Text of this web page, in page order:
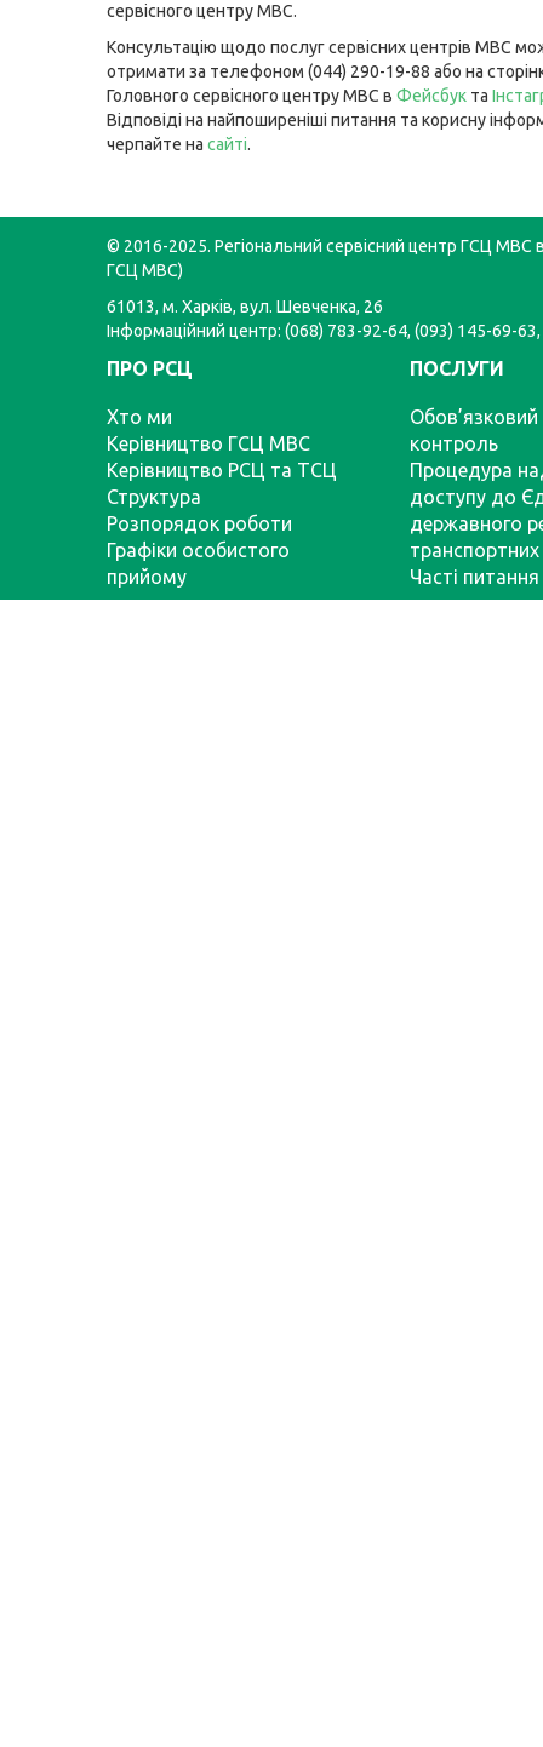
сервісного центру МВС.
Консультацію щодо послуг сервісних центрів МВС
отримати за телефоном (044) 290-19-88 або на
Головного сервісного центру МВС в Фейсбук та
Відповіді на найпоширеніші питання та корисну
черпайте на сайті.
© 2016-2025. Регіональний сервісний центр ГСЦ МВС в
ГСЦ МВС)
61013, м. Харків, вул. Шевченка, 26
Інформаційний центр: (068) 783-92-64, (093) 145-69-
ПРО РСЦ
Хто ми
Керівництво ГСЦ МВС
Керівництво РСЦ та ТСЦ
Структура
Розпорядок роботи
Графіки особистого
прийому
ПОСЛУГИ
Обов’язковий
контроль
Процедура
доступу до
державного
транспортних
Часті питання